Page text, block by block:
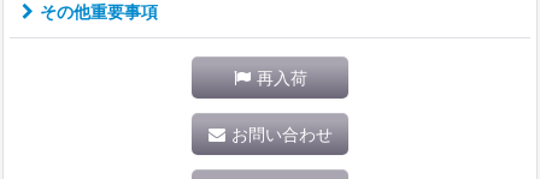
その他重要事項
再入荷
お問い合わせ